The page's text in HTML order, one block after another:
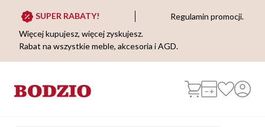
SUPER RABATY!
Regulamin promocji.
Więcej kupujesz, więcej zyskujesz.
Rabat na wszystkie meble, akcesoria i AGD.